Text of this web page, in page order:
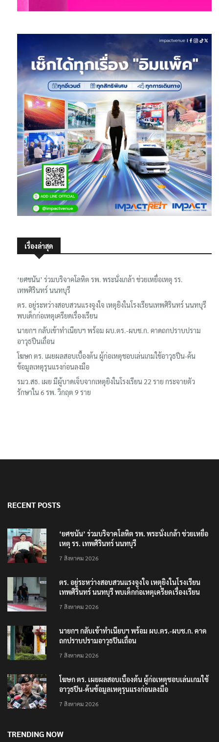
เรื่องล่าสุด
‘ยศชนัน’ ร่วมบริจาคโลหิต รพ. พระนั่งเกล้า ช่วยเหยื่อเหตุ รร.
เทพศิรินทร์ นนทบุรี
ตร. อยู่ระหว่างสอบสวนแรงจูงใจ เหตุยิงในโรงเรียนเทพศิรินทร์ นนทบุรี
พบเด็กก่อเหตุเครียดเรื่องเรียน
นายกฯ กลับเข้าทำเนียบฯ พร้อม ผบ.ตร.-ผบช.ก. คาดถกปราบปราม
อาวุธปืนเถื่อน
โฆษก ตร. เผยผลสอบเบื้องต้น ผู้ก่อเหตุชอบเล่นเกมใช้อาวุธปืน-ค้น
ข้อมูลเหตุรุนแรงก่อนลงมือ
รมว.สธ. เผย มีผู้บาดเจ็บจากเหตุยิงในโรงเรียน 22 ราย กระจายตัว
รักษาใน 6 รพ. วิกฤต 9 ราย
RECENT POSTS
‘ยศชนัน’ ร่วมบริจาคโลหิต รพ. พระนั่งเกล้า ช่วยเหยื่อ
เหตุ รร. เทพศิรินทร์ นนทบุรี
7 สิงหาคม 2026
ตร. อยู่ระหว่างสอบสวนแรงจูงใจ เหตุยิงในโรงเรียน
เทพศิรินทร์ นนทบุรี พบเด็กก่อเหตุเครียดเรื่องเรียน
7 สิงหาคม 2026
นายกฯ กลับเข้าทำเนียบฯ พร้อม ผบ.ตร.-ผบช.ก. คาด
ถกปราบปรามอาวุธปืนเถื่อน
7 สิงหาคม 2026
โฆษก ตร. เผยผลสอบเบื้องต้น ผู้ก่อเหตุชอบเล่นเกมใช้
อาวุธปืน-ค้นข้อมูลเหตุรุนแรงก่อนลงมือ
7 สิงหาคม 2026
TRENDING NOW